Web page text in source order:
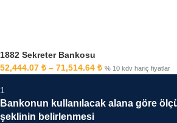
1882 Sekreter Bankosu
52,444.07 ₺ – 71,514.64 ₺ % 10 kdv hariç fiyatlar
1
Bankonun kullanılacak alana göre
şeklinin belirlenmesi